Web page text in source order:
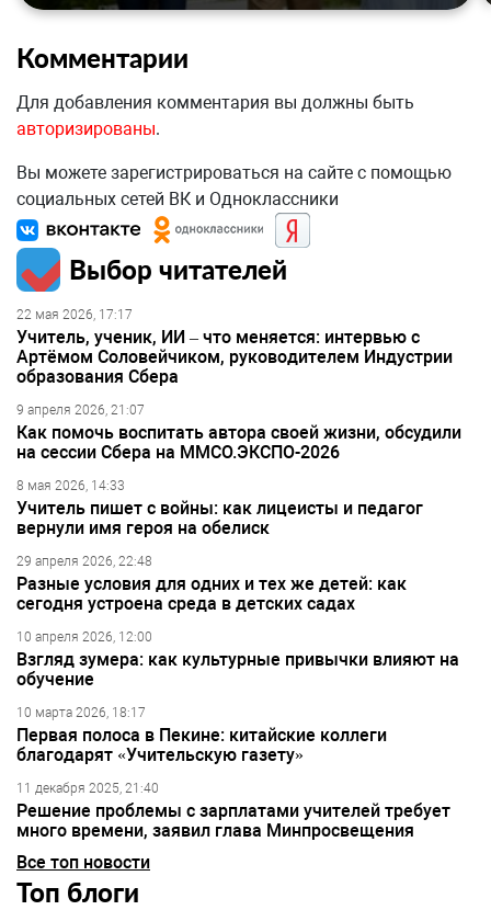
Комментарии
Для добавления комментария вы должны быть
авторизированы.
Вы можете зарегистрироваться на сайте с помощью
социальных сетей ВК и Одноклассники
Выбор читателей
22 мая 2026, 17:17
Учитель, ученик, ИИ – что меняется: интервью с
Артёмом Соловейчиком, руководителем Индустрии
образования Сбера
9 апреля 2026, 21:07
Как помочь воспитать автора своей жизни, обсудили
на сессии Сбера на ММСО.ЭКСПО-2026
8 мая 2026, 14:33
Учитель пишет с войны: как лицеисты и педагог
вернули имя героя на обелиск
29 апреля 2026, 22:48
Разные условия для одних и тех же детей: как
сегодня устроена среда в детских садах
10 апреля 2026, 12:00
Взгляд зумера: как культурные привычки влияют на
обучение
10 марта 2026, 18:17
Первая полоса в Пекине: китайские коллеги
благодарят «Учительскую газету»
11 декабря 2025, 21:40
Решение проблемы с зарплатами учителей требует
много времени, заявил глава Минпросвещения
Все топ новости
Топ блоги